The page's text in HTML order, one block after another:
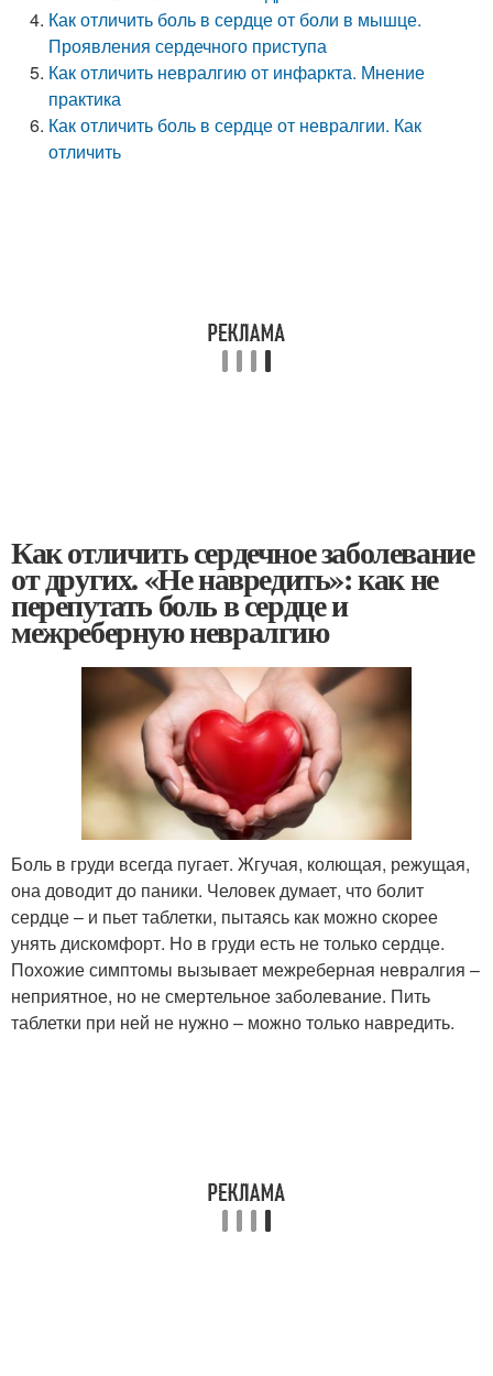
Как отличить боль в сердце от боли в мышце.
Проявления сердечного приступа
Как отличить невралгию от инфаркта. Мнение
практика
Как отличить боль в сердце от невралгии. Как
отличить
Как отличить сердечное заболевание
от других. «Не навредить»: как не
перепутать боль в сердце и
межреберную невралгию
Боль в груди всегда пугает. Жгучая, колющая, режущая,
она доводит до паники. Человек думает, что болит
сердце – и пьет таблетки, пытаясь как можно скорее
унять дискомфорт. Но в груди есть не только сердце.
Похожие симптомы вызывает межреберная невралгия –
неприятное, но не смертельное заболевание. Пить
таблетки при ней не нужно – можно только навредить.